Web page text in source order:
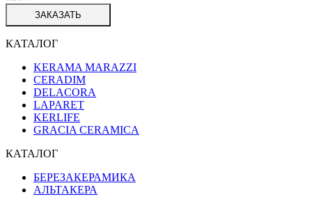
ЗАКАЗАТЬ
КАТАЛОГ
KERAMA MARAZZI
CERADIM
DELACORA
LAPARET
KERLIFE
GRACIA CERAMICA
КАТАЛОГ
БЕРЕЗАКЕРАМИКА
АЛЬТАКЕРА